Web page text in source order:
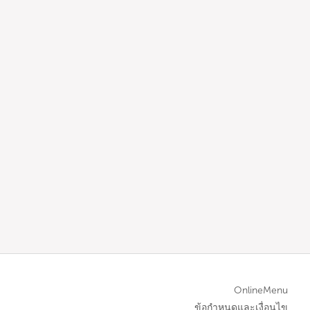
OnlineMenu
ข้อกำหนดและเงื่อนไข